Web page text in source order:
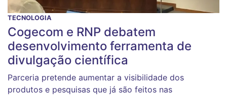
TECNOLOGIA
Cogecom e RNP debatem
desenvolvimento ferramenta de
divulgação científica
Parceria pretende aumentar a visibilidade dos
produtos e pesquisas que já são feitos nas